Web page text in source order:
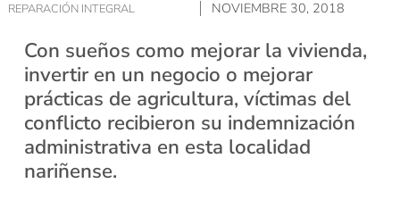
REPARACIÓN INTEGRAL NOVIEMBRE 30, 2018
Con sueños como mejorar la vivienda,
invertir en un negocio o mejorar
prácticas de agricultura, víctimas del
conflicto recibieron su indemnización
administrativa en esta localidad
nariñense.